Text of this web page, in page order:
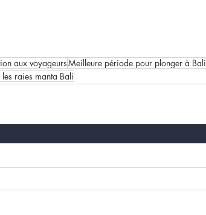
aux voyageursMeilleure période pour plonger à Bali
raies manta Bali